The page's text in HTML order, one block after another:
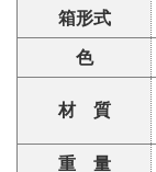
箱形式
色
材 質
重 量